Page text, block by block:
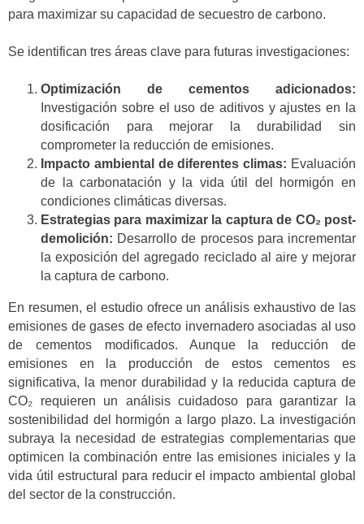
para maximizar su capacidad de secuestro de carbono.
Se identifican tres áreas clave para futuras investigaciones:
Optimización de cementos adicionados:
Investigación sobre el uso de aditivos y ajustes en la
dosificación para mejorar la durabilidad sin
comprometer la reducción de emisiones.
Impacto ambiental de diferentes climas: Evaluación
de la carbonatación y la vida útil del hormigón en
condiciones climáticas diversas.
Estrategias para maximizar la captura de CO₂ post-
demolición: Desarrollo de procesos para incrementar
la exposición del agregado reciclado al aire y mejorar
la captura de carbono.
En resumen, el estudio ofrece un análisis exhaustivo de las
emisiones de gases de efecto invernadero asociadas al uso
de cementos modificados. Aunque la reducción de
emisiones en la producción de estos cementos es
significativa, la menor durabilidad y la reducida captura de
CO₂ requieren un análisis cuidadoso para garantizar la
sostenibilidad del hormigón a largo plazo. La investigación
subraya la necesidad de estrategias complementarias que
optimicen la combinación entre las emisiones iniciales y la
vida útil estructural para reducir el impacto ambiental global
del sector de la construcción.